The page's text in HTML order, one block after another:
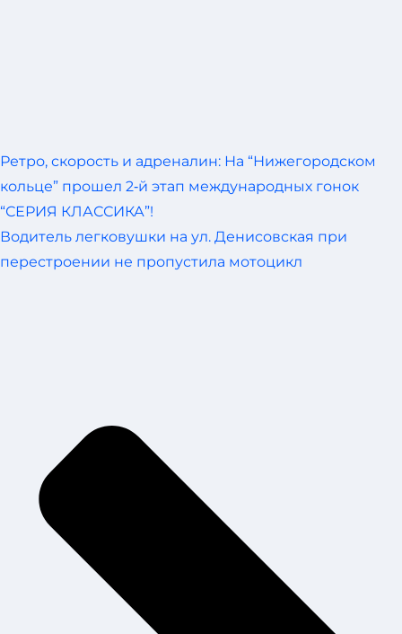
Ретро, скорость и адреналин: На “Нижегородском
кольце” прошел 2‑й этап международных гонок
“СЕРИЯ КЛАССИКА”!
Водитель легковушки на ул. Денисовская при
перестроении не пропустила мотоцикл